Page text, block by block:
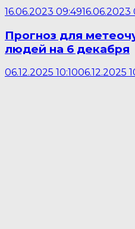
16.06.2023 09:4916.06.2023
Прогноз для
людей на 6 декабря
06.12.2025 10:1006.12.2025